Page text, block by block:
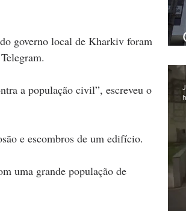
governo local de Kharkiv foram
a população civil”, escreveu o
e escombros de um edifício.
uma grande população de